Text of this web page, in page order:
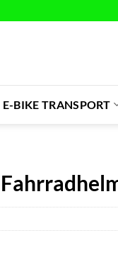
E-BIKE TRANSPORT